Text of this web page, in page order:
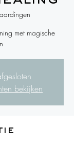
met magische
bekijken